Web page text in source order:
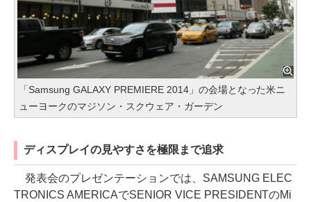
「Samsung GALAXY PREMIERE 2014」の会場となった米ニ
ューヨークのマジソン・スクウェア・ガーデン
ディスプレイの見やすさを極限まで追求
発表会のプレゼンテーションでは、SAMSUNG ELEC
TRONICS AMERICAでSENIOR VICE PRESIDENTのMi